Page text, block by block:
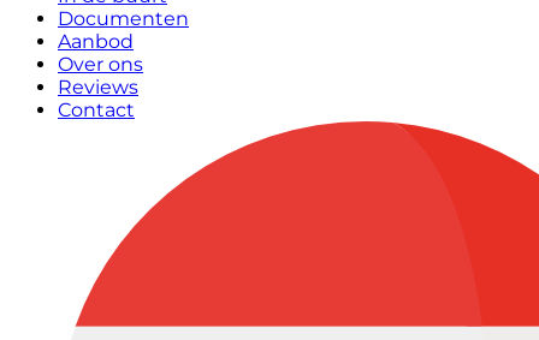
Documenten
Aanbod
Over ons
Reviews
Contact